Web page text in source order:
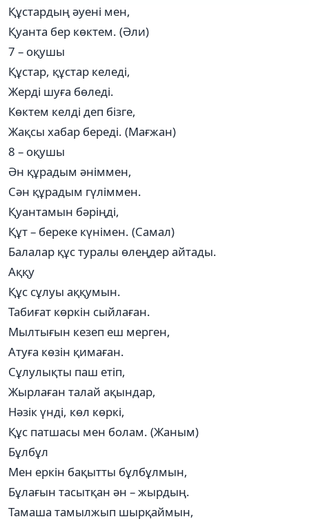
Құстардың әуені мен,
Қуанта бер көктем. (Әли)
7 – оқушы
Құстар, құстар келеді,
Жерді шуға бөледі.
Көктем келді деп бізге,
Жақсы хабар береді. (Мағжан)
8 – оқушы
Ән құрадым әніммен,
Сән құрадым гүліммен.
Қуантамын бәріңді,
Құт – береке күнімен. (Самал)
Балалар құс туралы өлеңдер айтады.
Аққу
Құс сұлуы аққумын.
Табиғат көркін сыйлаған.
Мылтығын кезеп еш мерген,
Атуға көзін қимаған.
Сұлулықты паш етіп,
Жырлаған талай ақындар,
Нәзік үнді, көл көркі,
Құс патшасы мен болам. (Жаным)
Бұлбұл
Мен еркін бақытты бұлбұлмын,
Бұлағын тасытқан ән – жырдың.
Тамаша тамылжып шырқаймын,